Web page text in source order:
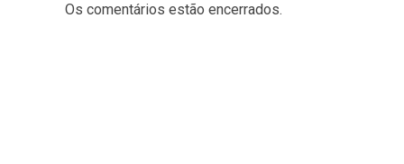
Os comentários estão encerrados.